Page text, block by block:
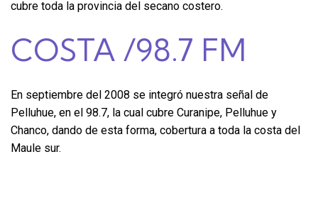
cubre toda la provincia del secano costero.
COSTA /98.7 FM
En septiembre del 2008 se integró nuestra señal de
Pelluhue, en el 98.7, la cual cubre Curanipe, Pelluhue y
Chanco, dando de esta forma, cobertura a toda la costa del
Maule sur.